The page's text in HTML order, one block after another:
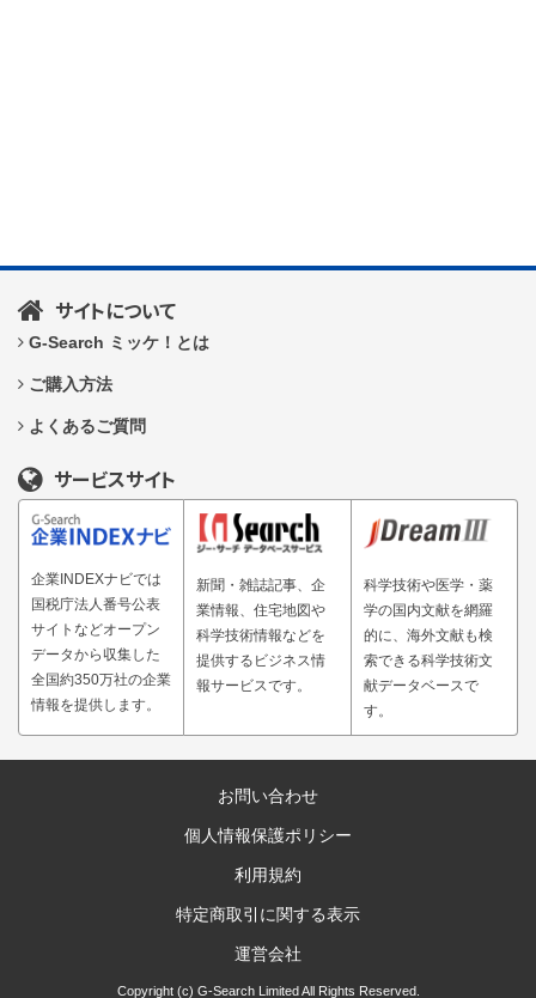
サイトについて
G-Search ミッケ！とは
ご購入方法
よくあるご質問
サービスサイト
企業INDEXナビでは
国税庁法人番号公表
サイトなどオープン
データから収集した
全国約350万社の企業
情報を提供します。
新聞・雑誌記事、企
業情報、住宅地図や
科学技術情報などを
提供するビジネス情
報サービスです。
科学技術や医学・薬
学の国内文献を網羅
的に、海外文献も検
索できる科学技術文
献データベースで
す。
お問い合わせ
個人情報保護ポリシー
利用規約
特定商取引に関する表示
運営会社
Copyright (c) G-Search Limited All Rights Reserved.